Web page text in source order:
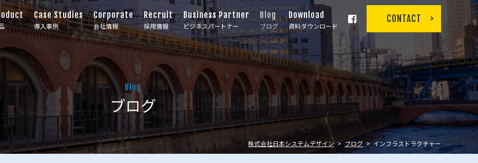
Case Studies
導入事例
Corporate
会社情報
Recruit
採用情報
Business Partner
ビジネスパートナー
Blog
ブログ
Download
資料ダウンロード
CONTACT
Blog
ブログ
株式会社日本システムデザイン ブログ インフラストラクチャー